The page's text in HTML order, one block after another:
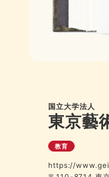
国立大学法人
東京藝
教育
https://